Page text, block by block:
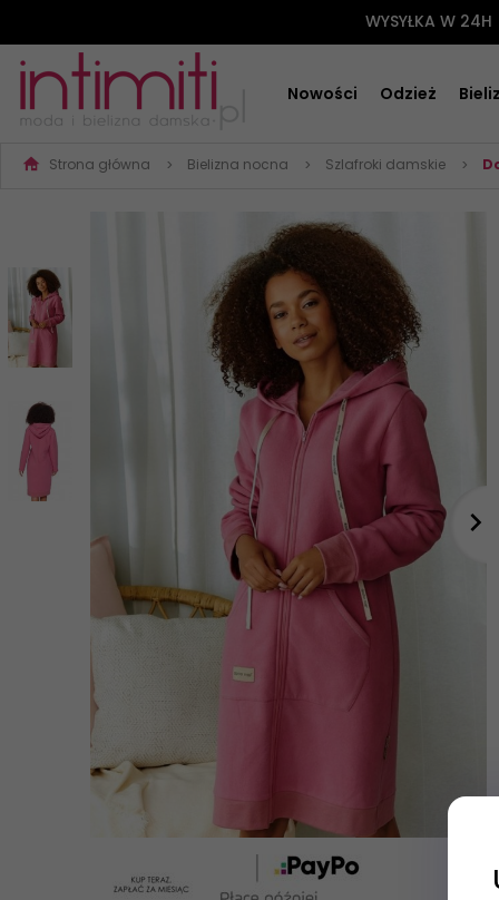
WYSYŁKA W 24H
Nowości Odzież
Strona główna Bielizna nocna Szlafroki damskie